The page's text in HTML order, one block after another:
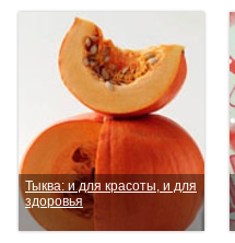
Тыква: и для красоты, и для
здоровья